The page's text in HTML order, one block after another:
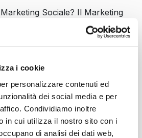
i cookie
personalizzare contenuti ed
dei social media e per
Condividiamo inoltre
in cui utilizza il nostro sito con i
di analisi dei dati web,
Sociale? Il Marketing
come “Cause Marketing”
possiamo considerare il
fattore sociale, per esempio
attivisti o contenuti volti a
rispetto a diversi temi; impatto
sostanze, la prevenzione della